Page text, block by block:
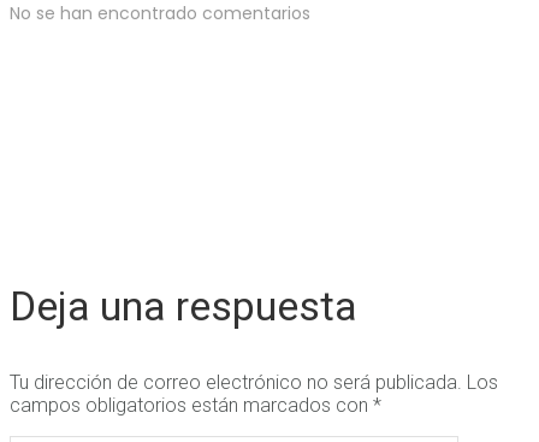
No se han encontrado comentarios
Deja una respuesta
Tu dirección de correo electrónico no será publicada. Los
campos obligatorios están marcados con *